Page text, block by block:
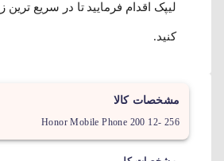
لیپک اقدام فرمایید تا در سریع ترین
کنید.
مشخصات کالا
Honor Mobile Phone 200 12- 256